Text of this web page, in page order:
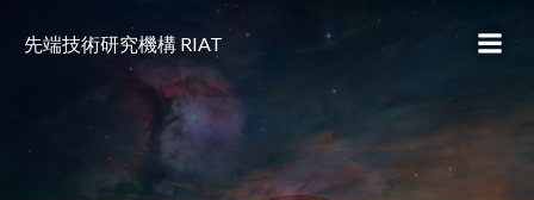
ス
先端技術研究機構 RIAT